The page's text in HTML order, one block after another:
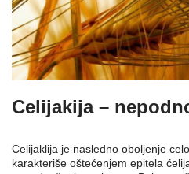
Celijakija –
Celijaklija je nasledno oboljenje
karakteriše oštećenjem epitela